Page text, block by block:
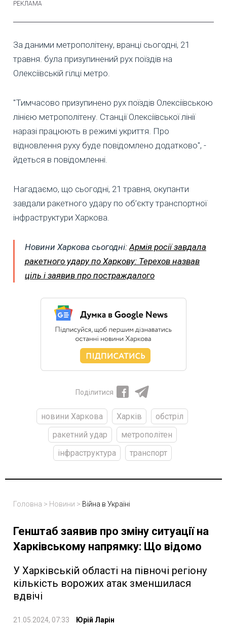
За даними метрополітену, вранці сьогодні, 21
травня. була призупинений рух поїздів на
Олексіївській гілці метро.
"Тимчасово призупинено рух поїздів Олексіївською
лінією метрополітену. Станції Олексіївської лінії
наразі працюють в режимі укриття. Про
відновлення руху буде повідомлено додатково", -
йдеться в повідомленні.
Нагадаємо, що сьогодні, 21 травня, окупанти
завдали ракетного удару по об’єкту транспортної
інфраструктури Харкова.
Новини Харкова сьогодні: Армія росії завдала
ракетного удару по Харкову: Терехов назвав
ціль і заявив про постраждалого
Поділитися
новини Харкова Харків
обстріл
ракетний удар
метрополітен
інфраструктура
транспорт
Головна > Новини > Війна в Україні
Генштаб заявив про зміну ситуації на
Харківському напрямку: Що відомо
У Харківській області на півночі регіону
кількість ворожих атак зменшилася
вдвічі
21.05.2024, 07:33 Юрій Ларін